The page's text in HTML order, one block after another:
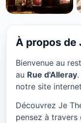
CUISINE
Je
★ 4.4/5
À propos de
Bienvenue au
au Rue d'Alleray
notre site
Découvrez Je
pensez à